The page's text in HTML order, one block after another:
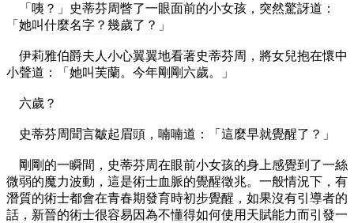
「咦？」史蒂芬周瞥了一眼面前的小女孩，突然驚訝道：
「她叫什麼名字？幾歲了？」
伊莉雅伯爵夫人小心翼翼地看著史蒂芬周，將女兒抱在懷中
小聲道：「她叫芙蘭。今年剛剛六歲。」
六歲？
史蒂芬周聞言皺起眉頭，喃喃道：「這麼早就覺醒了？」
剛剛的一瞬間，史蒂芬周在眼前小女孩的身上感覺到了一絲
微弱的魔力波動，這是術士血脈的覺醒徵兆。一般情況下，有
潛質的術士都會在青春期發育時初步覺醒，如果沒有引導者的
話，新晉的術士很容易因為不懂得如何使用天賦能力而引發一